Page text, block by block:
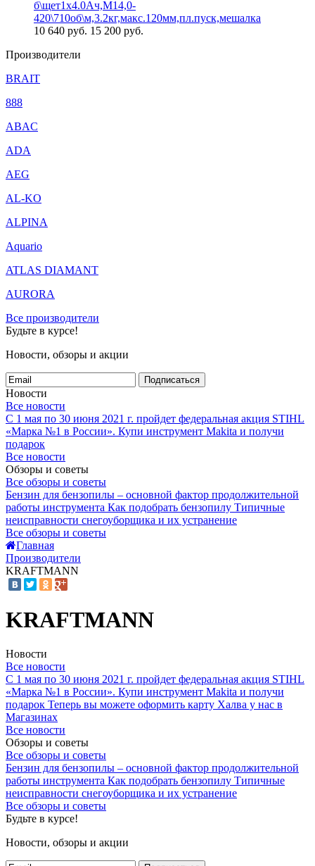
б\щет1х4.0Ач,М14,0-
420\710об\м,3.2кг,макс.120мм,пл.пуск,мешалка
10 640 руб. 15 200 руб.
Производители
BRAIT
888
ABAC
ADA
AEG
AL-KO
ALPINA
Aquario
ATLAS DIAMANT
AURORA
Все производители
Будьте в курсе!
Новости, обзоры и акции
Подписаться
Новости
Все новости
С 1 мая по 30 июня 2021 г. пройдет федеральная акция STIHL
«Марка №1 в России». Купи инструмент Makita и получи
подарок
Все новости
Обзоры и советы
Все обзоры и советы
Бензин для бензопилы – основной фактор продолжительной
работы инструмента Как подобрать бензопилу Типичные
неисправности снегоуборщика и их устранение
Все обзоры и советы
Главная
Производители
KRAFTMANN
KRAFTMANN
Новости
Все новости
С 1 мая по 30 июня 2021 г. пройдет федеральная акция STIHL
«Марка №1 в России». Купи инструмент Makita и получи
подарок Теперь вы можете оформить карту Халва у нас в
Магазинах
Все новости
Обзоры и советы
Все обзоры и советы
Бензин для бензопилы – основной фактор продолжительной
работы инструмента Как подобрать бензопилу Типичные
неисправности снегоуборщика и их устранение
Все обзоры и советы
Будьте в курсе!
Новости, обзоры и акции